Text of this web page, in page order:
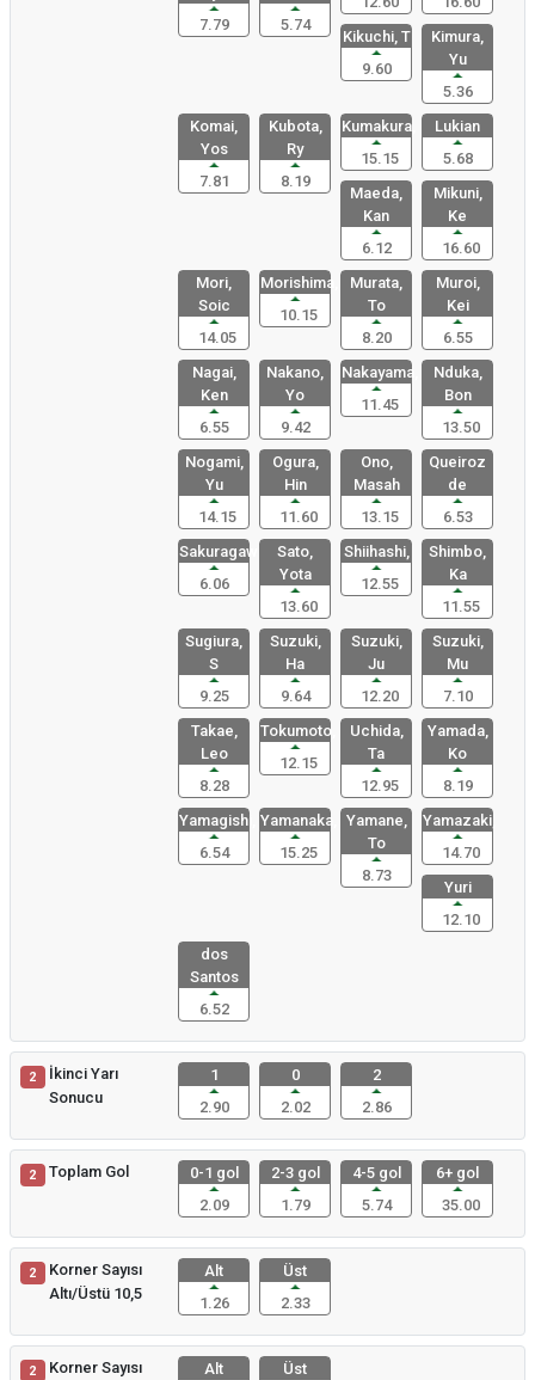
7.79
5.74
Kikuchi, T
9.60
Kimura,
Yu
5.36
Komai,
Yos
7.81
Kubota,
Ry
8.19
Kumakura,
15.15
Lukian
5.68
Maeda,
Kan
6.12
Mikuni,
Ke
16.60
Mori,
Soic
14.05
Morishima,
10.15
Murata,
To
8.20
Muroi,
Kei
6.55
Nagai,
Ken
6.55
Nakano,
Yo
9.42
Nakayama,
11.45
Nduka,
Bon
13.50
Nogami,
Yu
14.15
Ogura,
Hin
11.60
Ono,
Masah
13.15
Queiroz
de
6.53
Sakuragawa
6.06
Sato,
Yota
13.60
Shiihashi,
12.55
Shimbo,
Ka
11.55
Sugiura,
S
9.25
Suzuki,
Ha
9.64
Suzuki,
Ju
12.20
Suzuki,
Mu
7.10
Takae,
Leo
8.28
Tokumoto,
12.15
Uchida,
Ta
12.95
Yamada,
Ko
8.19
Yamagishi,
6.54
Yamanaka,
15.25
Yamane,
To
8.73
Yamazaki,
14.70
Yuri
12.10
dos
Santos
6.52
2
İkinci Yarı
Sonucu
1
2.90
0
2.02
2
2.86
2 Toplam Gol
0-1 gol
2.09
2-3 gol
1.79
4-5 gol
5.74
6+ gol
35.00
2
Korner Sayısı
Altı/Üstü 10,5
Alt
1.26
Üst
2.33
2
Korner Sayısı
Alt
Üst